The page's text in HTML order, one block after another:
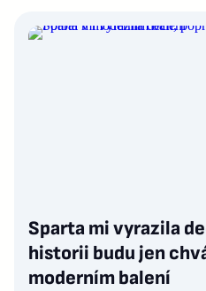
Sparta mi vyrazila
historii budu jen
moderním balení